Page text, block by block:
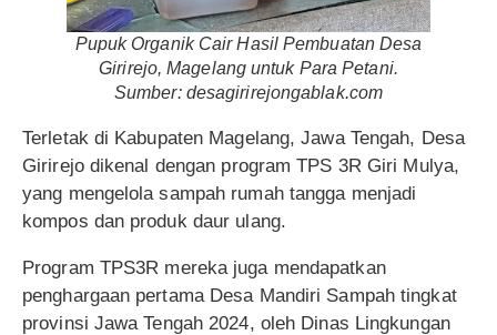
Pupuk Organik Cair Hasil Pembuatan Desa
Girirejo, Magelang untuk Para Petani.
Sumber: desagirirejongablak.com
Terletak di Kabupaten Magelang, Jawa Tengah, Desa
Girirejo dikenal dengan program TPS 3R Giri Mulya,
yang mengelola sampah rumah tangga menjadi
kompos dan produk daur ulang.
Program TPS3R mereka juga mendapatkan
penghargaan pertama Desa Mandiri Sampah tingkat
provinsi Jawa Tengah 2024, oleh Dinas Lingkungan